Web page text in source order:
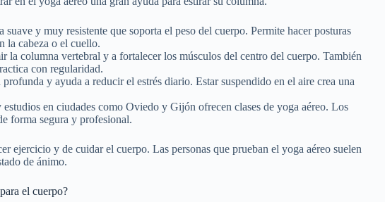
suave y muy resistente que soporta el peso del cuerpo. Permite hacer posturas
la cabeza o el cuello.
la columna vertebral y a fortalecer los músculos del centro del cuerpo. También
con regularidad.
y ayuda a reducir el estrés diario. Estar suspendido en el aire crea una
estudios en ciudades como Oviedo y Gijón ofrecen clases de yoga aéreo. Los
forma segura y profesional.
ejercicio y de cuidar el cuerpo. Las personas que prueban el yoga aéreo suelen
de ánimo.
el cuerpo?